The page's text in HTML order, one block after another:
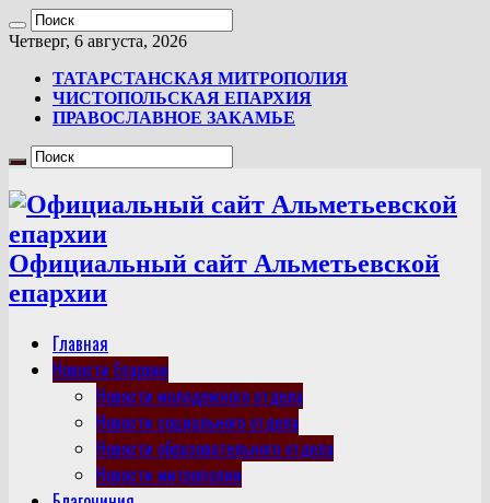
Четверг, 6 августа, 2026
ТАТАРСТАНСКАЯ МИТРОПОЛИЯ
ЧИСТОПОЛЬСКАЯ ЕПАРХИЯ
ПРАВОСЛАВНОЕ ЗАКАМЬЕ
Официальный сайт Альметьевской
епархии
Главная
Новости Епархии
Новости молодежного отдела
Новости социального отдела
Новости образовательного отдела
Новости митрополии